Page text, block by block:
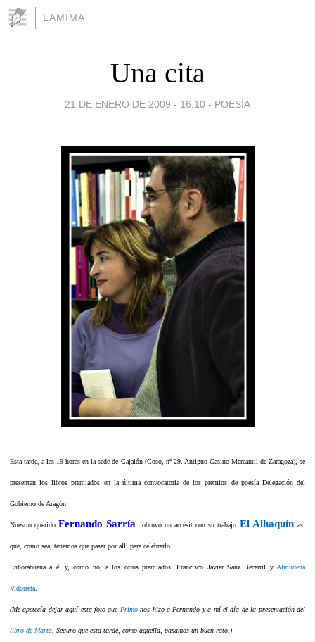
LAMIMA
Una cita
21 DE ENERO DE 2009 - 16:10 - POESÍA
Esta tarde, a las 19 horas en la sede de Cajalón (Coso, nº 29. Antiguo Casino Mercantil de Zaragoza), se
presentan los libros premiados en la última convocatoria de los premios de poesía Delegación del
Gobierno de Aragón
Nuestro querido Fernando Sarría obtuvo un accésit con su trabajo El Alhaquín así
que, como sea, tenemos que pasar por allí para celebrarlo.
Enhorabuena a él y, como no, a los otros premiados: Francisco Javier Sanz Becerril y Almudena
Vidorreta
(Me apetecía dejar aquí esta foto que Primonos hizo a Fernando y a mí el día de la presentación del
libro de Marta . Seguro que esta tarde, como aquella, pasamos un buen rato.)